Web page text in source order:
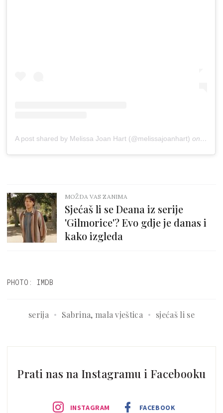
A post shared by Melissa Joan Hart (@melissajoanhart) on Apr
MOŽDA VAS ZANIMA
Sjećaš li se Deana iz serije
'Gilmorice'? Evo gdje je danas i
kako izgleda
PHOTO: IMDB
serija Sabrina, mala vještica sjećaš li se
Prati nas na Instagramu i Facebooku
INSTAGRAM FACEBOOK